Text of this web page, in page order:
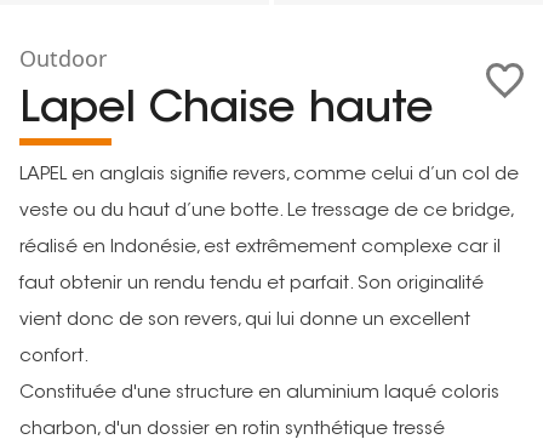
Outdoor
Lapel Chaise haute
LAPEL en anglais signifie revers, comme celui d’un col de
veste ou du haut d’une botte. Le tressage de ce bridge,
réalisé en Indonésie, est extrêmement complexe car il
faut obtenir un rendu tendu et parfait. Son originalité
vient donc de son revers, qui lui donne un excellent
confort.
Constituée d'une structure en aluminium laqué coloris
charbon, d'un dossier en rotin synthétique tressé